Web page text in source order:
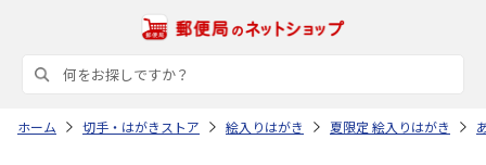
ホーム 切手・はがきストア 絵入りはがき 夏限定 絵入りはがき